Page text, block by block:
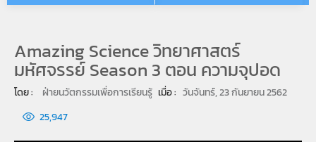
Amazing Science วิทยาศาสตร์
มหัศจรรย์ Season 3 ตอน ความจุปอด
โดย : ฝ่ายนวัตกรรมเพื่อการเรียนรู้ เมื่อ : วันจันทร์, 23 กันยายน 2562
25,947